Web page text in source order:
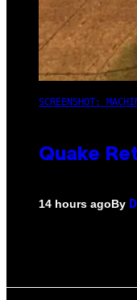
SCREENSHOT:
Quake
14 hours agoBy